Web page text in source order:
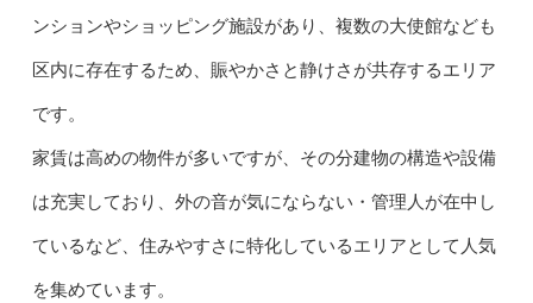
ンションやショッピング施設があり、複数の大使館なども
区内に存在するため、賑やかさと静けさが共存するエリア
です。
家賃は高めの物件が多いですが、その分建物の構造や設備
は充実しており、外の音が気にならない・管理人が在中し
ているなど、住みやすさに特化しているエリアとして人気
を集めています。